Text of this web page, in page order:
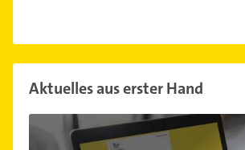
Aktuelles aus erster Hand